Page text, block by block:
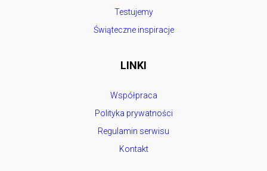
Testujemy
Świąteczne inspiracje
LINKI
Współpraca
Polityka prywatności
Regulamin serwisu
Kontakt